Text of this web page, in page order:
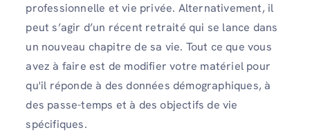
professionnelle et vie privée. Alternativement, il
peut s’agir d’un récent retraité qui se lance dans
un nouveau chapitre de sa vie. Tout ce que vous
avez à faire est de modifier votre matériel pour
qu'il réponde à des données démographiques, à
des passe-temps et à des objectifs de vie
spécifiques.